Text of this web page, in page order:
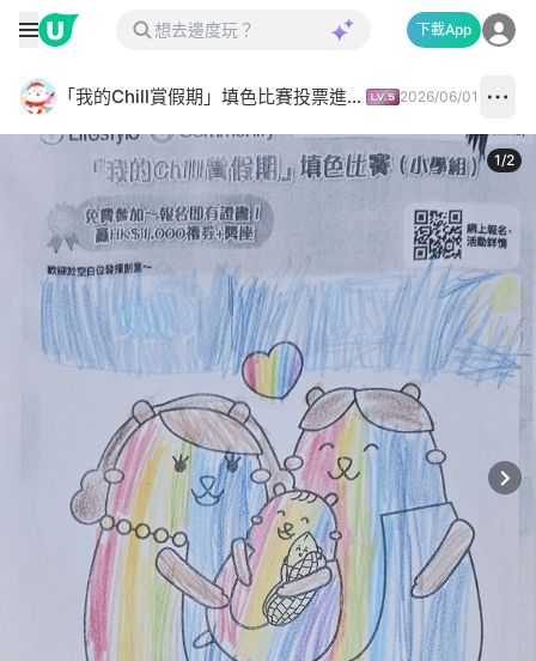
下載App
「我的Chill賞假期」填色比賽投票進行中✅ 2026/06/01
1/2